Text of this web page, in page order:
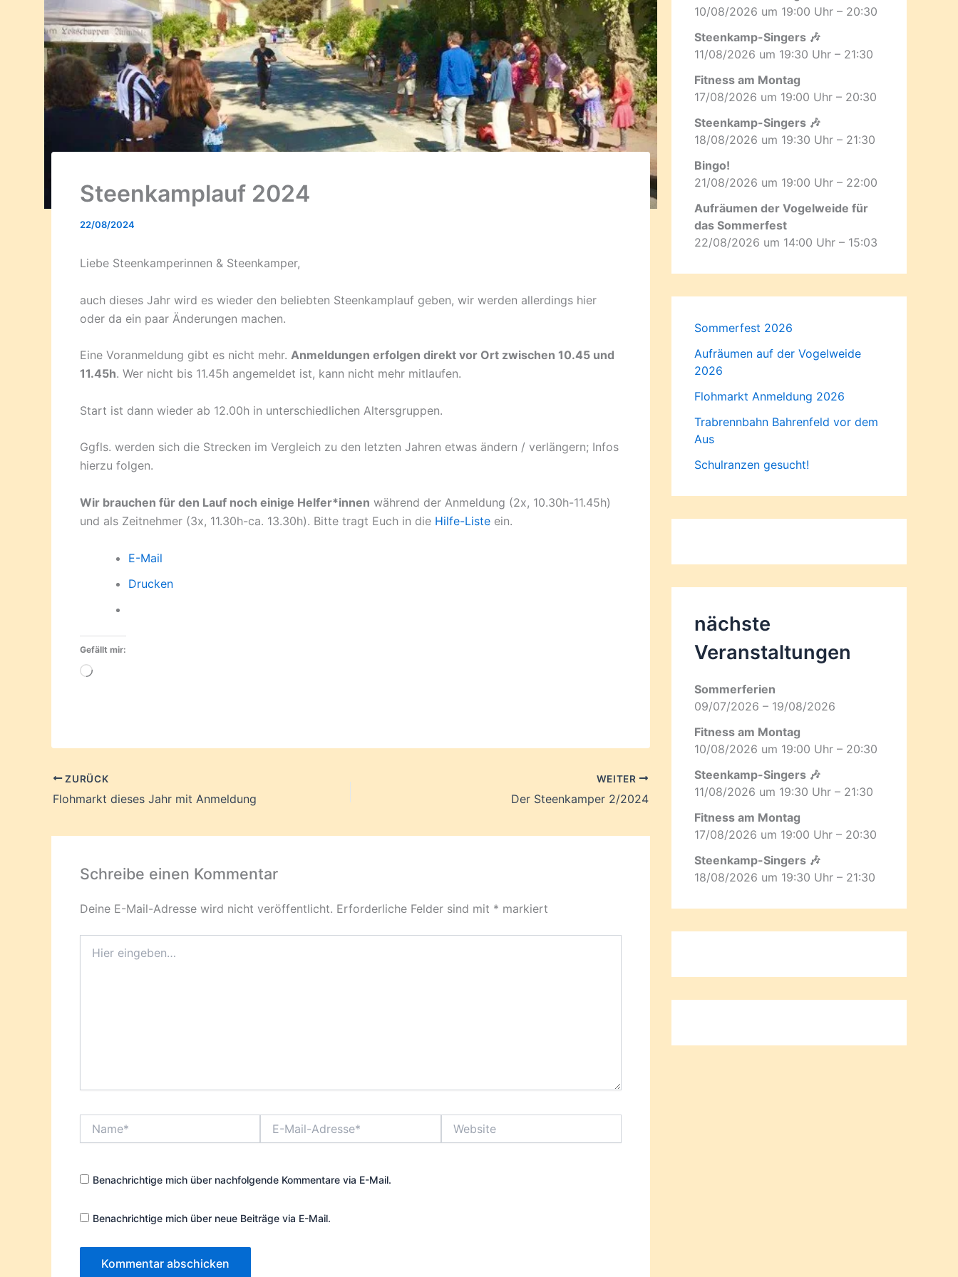
Steenkamplauf 2024
22/08/2024
Liebe Steenkamperinnen & Steenkamper,
auch dieses Jahr wird es wieder den beliebten Steenkamplauf geben, wir werden allerdings hier
oder da ein paar Änderungen machen.
Eine Voranmeldung gibt es nicht mehr. Anmeldungen erfolgen direkt vor Ort zwischen 10.45 und
11.45h. Wer nicht bis 11.45h angemeldet ist, kann nicht mehr mitlaufen.
Start ist dann wieder ab 12.00h in unterschiedlichen Altersgruppen.
Ggfls. werden sich die Strecken im Vergleich zu den letzten Jahren etwas ändern / verlängern; Infos
hierzu folgen.
Wir brauchen für den Lauf noch einige Helfer*innen während der Anmeldung (2x, 10.30h-11.45h)
und als Zeitnehmer (3x, 11.30h-ca. 13.30h). Bitte tragt Euch in die Hilfe-Liste ein.
E-Mail
Drucken
Gefällt mir:
Wird
ZURÜCK
Flohmarkt dieses Jahr mit Anmeldung
WEITER
Der Steenkamper 2/2024
Schreibe einen Kommentar
Deine E-Mail-Adresse wird nicht veröffentlicht. Erforderliche Felder sind mit * markiert
eingeben…
Mail-
Benachrichtige mich über nachfolgende Kommentare via E-Mail.
Benachrichtige mich über neue Beiträge via E-Mail.
10/08/2026 um 19:00 Uhr – 20:30
Steenkamp-Singers 🎶
11/08/2026 um 19:30 Uhr – 21:30
Fitness am Montag
17/08/2026 um 19:00 Uhr – 20:30
Steenkamp-Singers 🎶
18/08/2026 um 19:30 Uhr – 21:30
Bingo!
21/08/2026 um 19:00 Uhr – 22:00
Aufräumen der Vogelweide für
das Sommerfest
22/08/2026 um 14:00 Uhr – 15:03
Sommerfest 2026
Aufräumen auf der Vogelweide
2026
Flohmarkt Anmeldung 2026
Trabrennbahn Bahrenfeld vor dem
Aus
Schulranzen gesucht!
nächste
Veranstaltungen
Sommerferien
09/07/2026 – 19/08/2026
Fitness am Montag
10/08/2026 um 19:00 Uhr – 20:30
Steenkamp-Singers 🎶
11/08/2026 um 19:30 Uhr – 21:30
Fitness am Montag
17/08/2026 um 19:00 Uhr – 20:30
Steenkamp-Singers 🎶
18/08/2026 um 19:30 Uhr – 21:30